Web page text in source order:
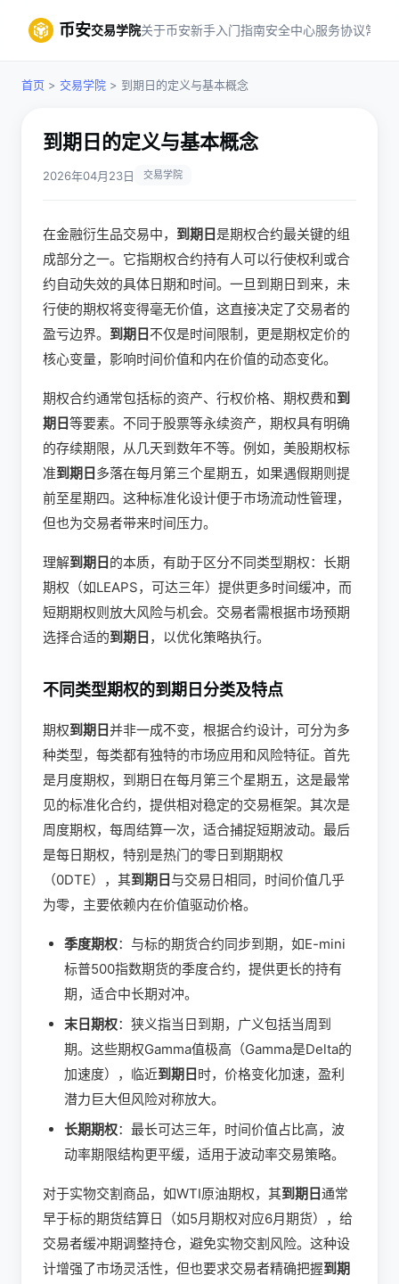
币安交易学院关于币安新手入门指南安全中心服务协议常见
首页 > 交易学院 > 到期日的定义与基本概念
到期日的定义与基本概念
2026年04月23日 交易学院
在金融衍生品交易中， 到期日是期权合约最关键的组
成部分之一。它指期权合约持有人可以行使权利或合
约自动失效的具体日期和时间。一旦到期日到来，未
行使的期权将变得毫无价值，这直接决定了交易者的
盈亏边界。 到期日不仅是时间限制，更是期权定价的
核心变量，影响时间价值和内在价值的动态变化。
期权合约通常包括标的资产、行权价格、期权费和到
期日等要素。不同于股票等永续资产，期权具有明确
的存续期限，从几天到数年不等。例如，美股期权标
准到期日多落在每月第三个星期五，如果遇假期则提
前至星期四。这种标准化设计便于市场流动性管理，
但也为交易者带来时间压力。
理解到期日的本质，有助于区分不同类型期权：长期
期权（如LEAPS，可达三年）提供更多时间缓冲，而
短期期权则放大风险与机会。交易者需根据市场预期
选择合适的到期日 ，以优化策略执行。
不同类型期权的到期日分类及特点
期权到期日并非一成不变，根据合约设计，可分为多
种类型，每类都有独特的市场应用和风险特征。首先
是月度期权，到期日在每月第三个星期五，这是最常
见的标准化合约，提供相对稳定的交易框架。其次是
周度期权，每周结算一次，适合捕捉短期波动。最后
是每日期权，特别是热门的零日到期期权
（0DTE），其到期日与交易日相同，时间价值几乎
为零，主要依赖内在价值驱动价格。
季度期权：与标的期货合约同步到期，如E-mini
标普500指数期货的季度合约，提供更长的持有
期，适合中长期对冲。
末日期权：狭义指当日到期，广义包括当周到
期。这些期权Gamma值极高（Gamma是Delta的
加速度），临近到期日时，价格变化加速，盈利
潜力巨大但风险对称放大。
长期期权：最长可达三年，时间价值占比高，波
动率期限结构更平缓，适用于波动率交易策略。
对于实物交割商品，如WTI原油期权，其到期日通常
早于标的期货结算日（如5月期权对应6月期货），给
交易者缓冲期调整持仓，避免实物交割风险。这种设
计增强了市场灵活性，但也要求交易者精确把握到期